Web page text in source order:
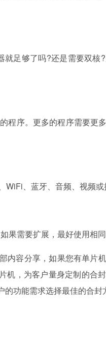
足够了吗?还是需要双
程序。更多的程序需要更
、蓝牙、音频、视频或
需要扩展，最好使用相
内容分享，如果您有单片
机，为客户量身定制的合
功能需求选择最佳的合封